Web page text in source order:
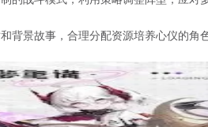
背景故事，合理分配资源培养心仪的角